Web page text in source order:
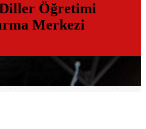
Diller Öğretimi
Merkezi